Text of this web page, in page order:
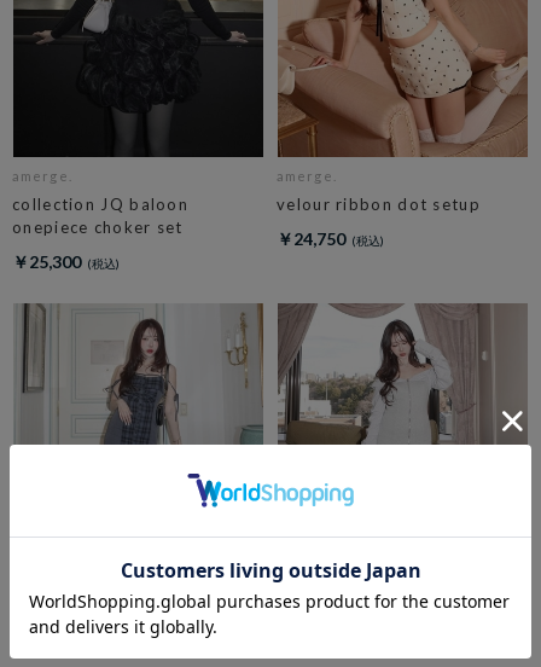
amerge.
collection JQ baloon
onepiece choker set
￥25,300
amerge.
velour ribbon dot setup
￥24,750
amerge.